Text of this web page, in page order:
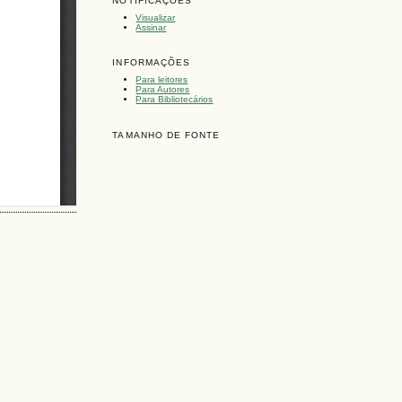
Visualizar
Assinar
INFORMAÇÕES
Para leitores
Para Autores
Para Bibliotecários
TAMANHO DE FONTE